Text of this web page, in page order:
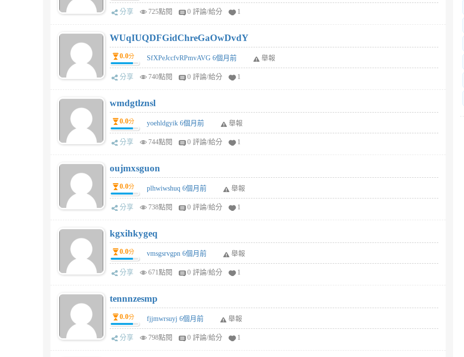
分享 725點閱 0 評論/給分 1
WUqIUQDFGidChreGaOwDvdY
0.0分 SfXPeJccfvRPmvAVG 6個月前 舉報
分享 740點閱 0 評論/給分 1
wmdgtlznsl
0.0分 yoehldgyik 6個月前 舉報
分享 744點閱 0 評論/給分 1
oujmxsguon
0.0分 plhwiwshuq 6個月前 舉報
分享 738點閱 0 評論/給分 1
kgxihkygeq
0.0分 vmsgsrvgpn 6個月前 舉報
分享 671點閱 0 評論/給分 1
tennnzesmp
0.0分 fjjmwrsuyj 6個月前 舉報
分享 798點閱 0 評論/給分 1